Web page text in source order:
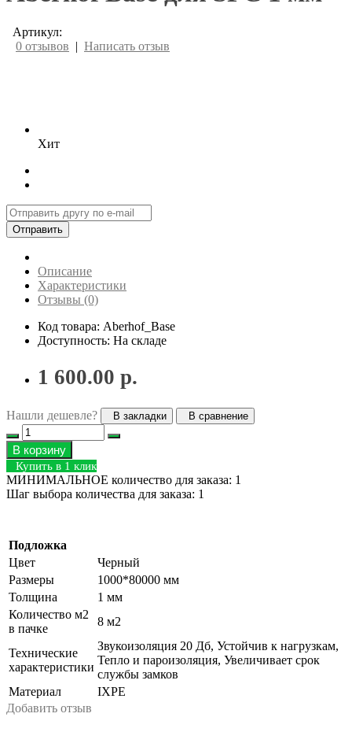
Артикул:
0 отзывов | Написать отзыв
Хит
Отправить
Описание
Характеристики
Отзывы (0)
Код товара: Aberhof_Base
Доступность: На складе
1 600.00 р.
Нашли дешевле? В закладки В сравнение
В корзину
Купить в 1 клик
МИНИМАЛЬНОЕ количество для заказа: 1
Шаг выбора количества для заказа: 1
Подложка
Цвет
Черный
Размеры
1000*80000 мм
Толщина
1 мм
Количество м2
в пачке
8 м2
Технические
характеристики
Звукоизоляция 20 Дб, Устойчив к нагрузкам,
Тепло и пароизоляция, Увеличивает срок
службы замков
Материал
IXPE
Добавить отзыв